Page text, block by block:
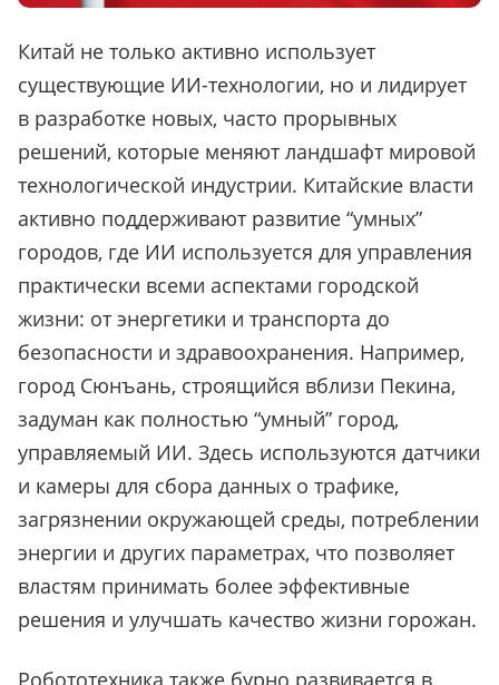
Китай не только активно использует
существующие ИИ-технологии, но и лидирует
в разработке новых, часто прорывных
решений, которые меняют ландшафт мировой
технологической индустрии. Китайские власти
активно поддерживают развитие “умных”
городов, где ИИ используется для управления
практически всеми аспектами городской
жизни: от энергетики и транспорта до
безопасности и здравоохранения. Например,
город Сюнъань, строящийся вблизи Пекина,
задуман как полностью “умный” город,
управляемый ИИ. Здесь используются датчики
и камеры для сбора данных о трафике,
загрязнении окружающей среды, потреблении
энергии и других параметрах, что позволяет
властям принимать более эффективные
решения и улучшать качество жизни горожан.
Робототехника также бурно развивается в